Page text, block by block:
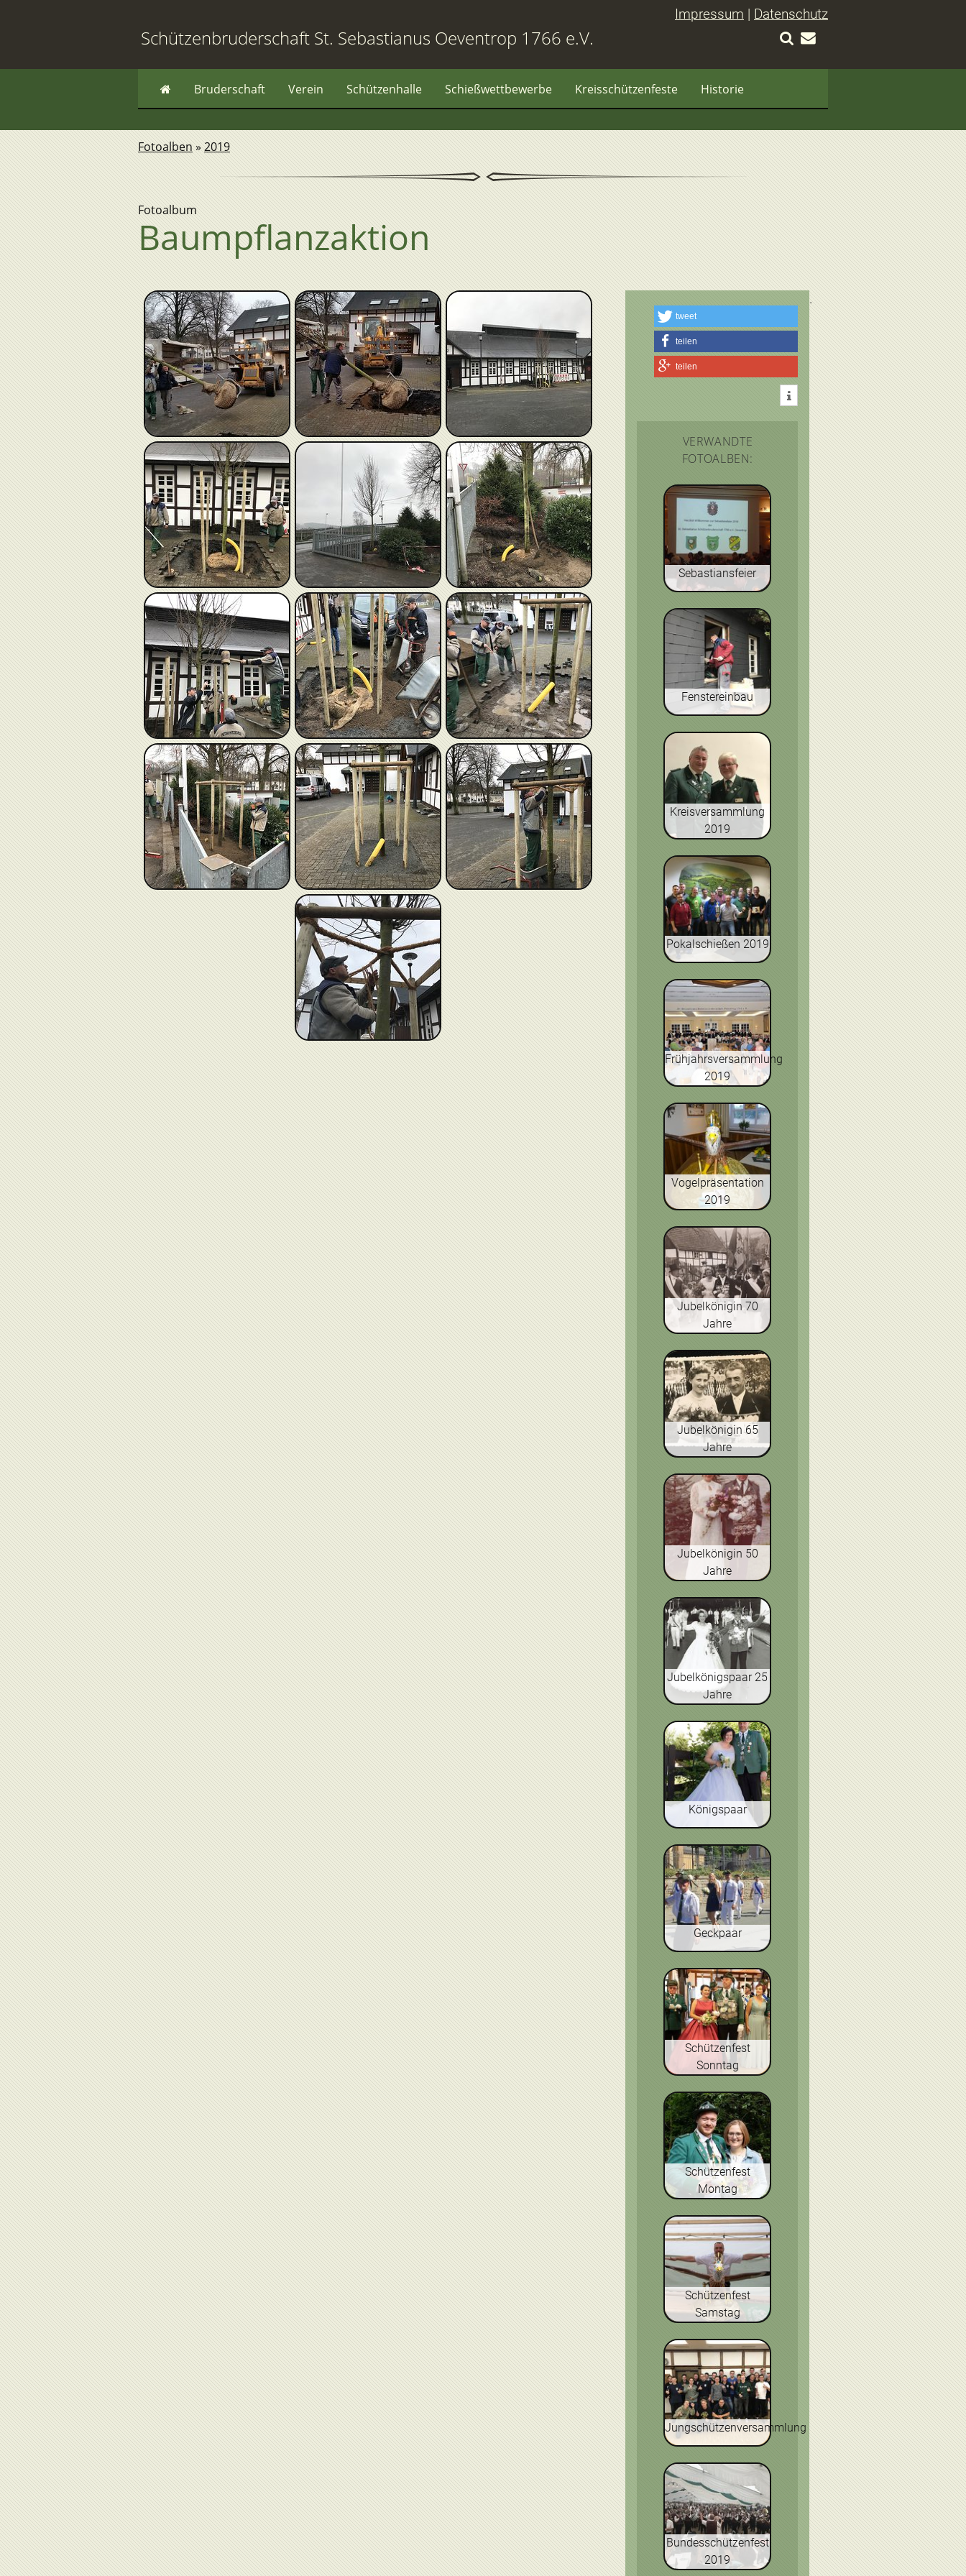
Impressum | Datenschutz
Schützenbruderschaft St. Sebastianus Oeventrop 1766 e.V.
Bruderschaft Verein Schützenhalle Schießwettbewerbe Kreisschützenfeste Historie
Fotoalben » 2019
Fotoalbum
Baumpflanzaktion
tweet
teilen
teilen
VERWANDTE
FOTOALBEN:
Sebastiansfeier
Fenstereinbau
Kreisversammlung
2019
Pokalschießen 2019
Frühjahrsversammlung
2019
Vogelpräsentation
2019
Jubelkönigin 70
Jahre
Jubelkönigin 65
Jahre
Jubelkönigin 50
Jahre
Jubelkönigspaar 25
Jahre
Königspaar
Geckpaar
Schützenfest
Sonntag
Schützenfest
Montag
Schützenfest
Samstag
Jungschützenversammlung
Bundesschützenfest
2019